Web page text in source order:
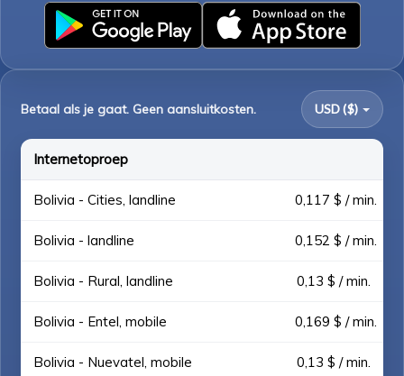
Betaal als je gaat. Geen aansluitkosten. USD ($)
Internetoproep
Bolivia - Cities, landline 0,117 $ / min.
Bolivia - landline 0,152 $ / min.
Bolivia - Rural, landline 0,13 $ / min.
Bolivia - Entel, mobile 0,169 $ / min.
Bolivia - Nuevatel, mobile 0,13 $ / min.